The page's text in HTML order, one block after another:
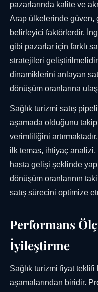
pazarlarında kalite ve
Arap ülkelerinde güven,
belirleyici faktörlerdir.
gibi pazarlar için farklı
stratejileri
dinamiklerini anlayan
dönüşüm oranlarına
Sağlık turizmi satış
aşamada olduğunu
verimliliğini
ilk temas, ihtiyaç
hasta gelişi şeklinde
dönüşüm oranlarının
satış sürecini optimize
Performans
İyileştirme
Sağlık turizmi fiyat teklifi
aşamalarından biridir.